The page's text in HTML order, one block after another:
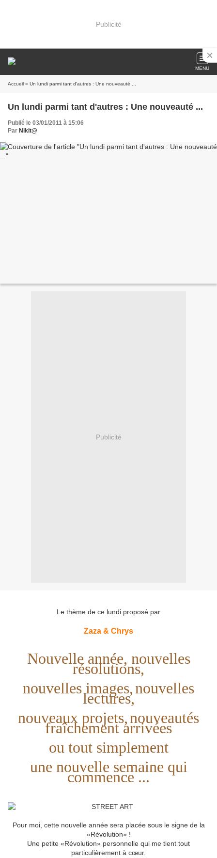
Publicité
MENU
Accueil » Un lundi parmi tant d'autres : Une nouveauté ...
Un lundi parmi tant d'autres : Une nouveauté ...
Publié le 03/01/2011 à 15:06
Par Nikit@
Publicité
Le thème de ce lundi proposé par
Zaza & Chrys
Nouvelle année, nouvelles
résolutions,
nouvelles images,nouvelles
lectures,
nouveaux projets,nouveautés
fraîchement arrivées
ou tout simplement
une nouvelle semaine qui
commence ...
Pour moi, cette nouvelle année sera placée sous le signe de la
«Révolution» !
Une petite «Révolution» personnelle qui me tient tout
particulièrement à cœur.